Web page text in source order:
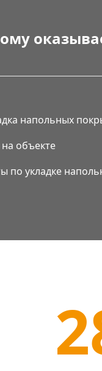
напольных
объекте
по укладке